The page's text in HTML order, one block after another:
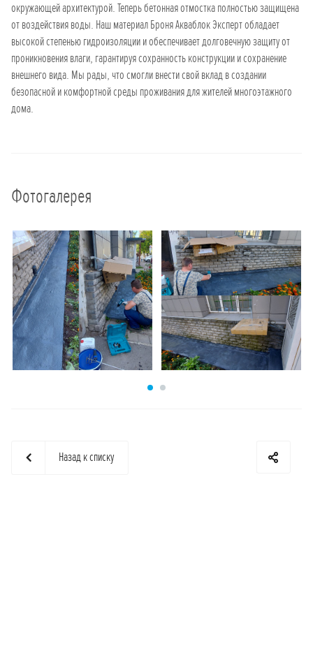
окружающей архитектурой. Теперь бетонная отмостка полностью защищена
от воздействия воды. Наш материал Броня Акваблок Эксперт обладает
высокой степенью гидроизоляции и обеспечивает долговечную защиту от
проникновения влаги, гарантируя сохранность конструкции и сохранение
внешнего вида. Мы рады, что смогли внести свой вклад в создании
безопасной и комфортной среды проживания для жителей многоэтажного
дома.
Фотогалерея
Назад к списку